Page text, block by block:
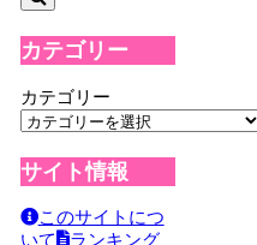
カテゴリー
カテゴリー
サイト情報
このサイトにつ
いて
ランキング